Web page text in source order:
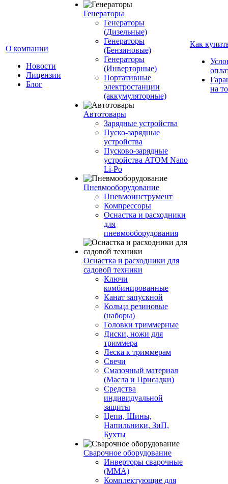
О компании
Новости
Лицензии
Блог
Генераторы
Генераторы
(Дизельные)
Генераторы
(Бензиновые)
Генераторы
(Инверторные)
Портативные
электростанции
(аккумуляторные)
Автотовары
Зарядные устройства
Пуско-зарядные
устройства
Пусково-зарядные
устройства ATOM Nano
Li-Po
Пневмооборудование
Пневмоинструмент
Компрессоры
Оснастка и расходники
для
пневмооборудования
Оснастка и расходники для
садовой техники
Ключи
комбинированные
Канат запускной
Кольца резиновые
(наборы)
Головки триммерные
Диски, ножи для
триммера
Леска к триммерам
Свечи
Смазочный материал
(Масла и Присадки)
Средства
индивидуальной
защиты
Цепи, Шины,
Напильники, ЗиП,
Бухты
Сварочное оборудование
Инверторы сварочные
(ММА)
Комплектующие для
Как
на